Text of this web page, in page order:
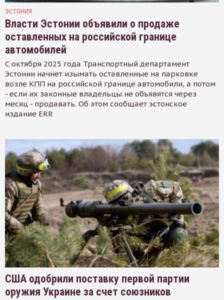
ЭСТОНИЯ
Власти Эстонии объявили о продаже
оставленных на российской границе
автомобилей
С октября 2025 года Транспортный департамент
Эстонии начнет изымать оставленные на парковке
возле КПП на российской границе автомобили, а потом
- если их законные владельцы не объявятся через
месяц - продавать. Об этом сообщает эстонское
издание ERR
США одобрили поставку первой партии
оружия Украине за счет союзников